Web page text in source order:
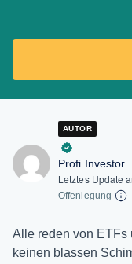
AUTOR
Profi Investor
Letztes Update
Offenlegung
Alle reden von ETFs
keinen blassen